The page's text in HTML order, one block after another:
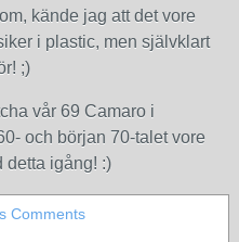
kände jag att det vore
i plastic, men självklart
;)
vår 69 Camaro i
och början 70-talet vore
detta igång! :)
Comments